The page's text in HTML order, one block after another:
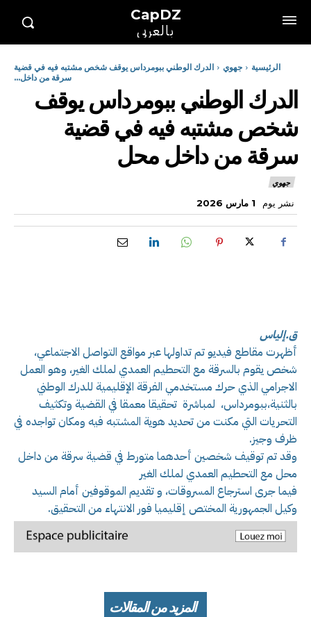
CapDZ
بالعربي
الرئيسية جهوي
الدرك الوطني ببومرداس يوقف شخص مشتبه فيه في قضية
سرقة من داخل...
الدرك الوطني ببومرداس يوقف
شخص مشتبه فيه في قضية
سرقة من داخل محل
جهوي
نشر يوم 1 مارس 2026
ق.إلياس
أظهرت مقاطع فيديو تم تداولها عبر مواقع التواصل الاجتماعي،
شخص يقوم بالسرقة مع التحطيم العمدي لملك الغير، وهو العمل
الاجرامي الذي حرك مستخدمي الفرقة الإقليمية للدرك الوطني
بالثنية،ببومرداس، لمباشرة تحقيقا معمقا في القضية وتكثيف
التحريات التي مكنت من تحديد هوية المشتبه فيه ومكان تواجده في
ظرف وجيز.
وقد تم توقيف شخصين أحدهما متورط في قضية سرقة من داخل
محل مع التحطيم العمدي لملك الغير
فيما جرى استرجاع المسروقات، و تقديم الموقوفين أمام السيد
وكيل الجمهورية المختص إقليميا فور الانتهاء من التحقيق.
المزيد من المقالات